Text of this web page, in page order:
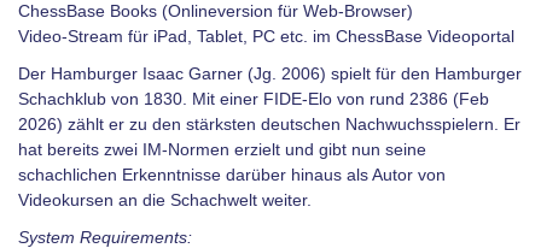
ChessBase Books (Onlineversion für Web-Browser)
Video-Stream für iPad, Tablet, PC etc. im ChessBase Videoportal
Der Hamburger Isaac Garner (Jg. 2006) spielt für den Hamburger
Schachklub von 1830. Mit einer FIDE-Elo von rund 2386 (Feb
2026) zählt er zu den stärksten deutschen Nachwuchsspielern. Er
hat bereits zwei IM-Normen erzielt und gibt nun seine
schachlichen Erkenntnisse darüber hinaus als Autor von
Videokursen an die Schachwelt weiter.
System Requirements: